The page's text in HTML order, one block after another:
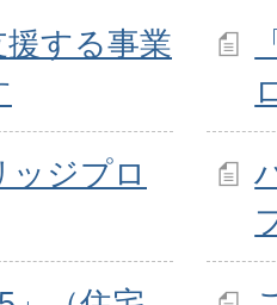
する事業
ジプロ